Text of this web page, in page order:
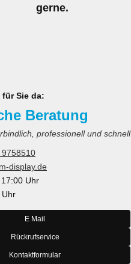
gerne.
für Sie da:
Beratung
professionell und schnell
display.de
Uhr
Uhr
E Mail
Rückrufservice
Kontaktformular